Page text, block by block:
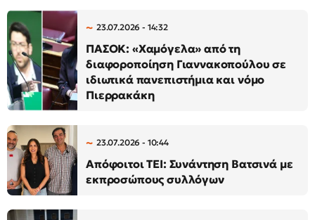
23.07.2026 - 14:32
ΠΑΣΟΚ: «Χαμόγελα» από τη
διαφοροποίηση Γιαννακοπούλου σε
ιδιωτικά πανεπιστήμια και νόμο
Πιερρακάκη
23.07.2026 - 10:44
Απόφοιτοι ΤΕΙ: Συνάντηση Βατσινά με
εκπροσώπους συλλόγων